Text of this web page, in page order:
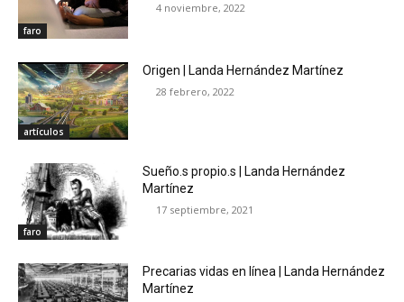
faro
4 noviembre, 2022
artículos
Origen | Landa Hernández Martínez
28 febrero, 2022
faro
Sueño.s propio.s | Landa Hernández
Martínez
17 septiembre, 2021
Precarias vidas en línea | Landa Hernández
Martínez